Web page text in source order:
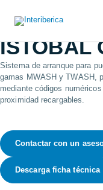
contenido
ISTOBAL
Sistema de arranque para
gamas MWASH y TWASH,
mediante códigos
proximidad recargables.
Contactar con un
Descarga ficha técnica